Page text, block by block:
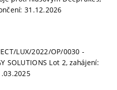
31.12.2026
LUX/2022/OP/0030 -
SOLUTIONS Lot 2, zahájení: